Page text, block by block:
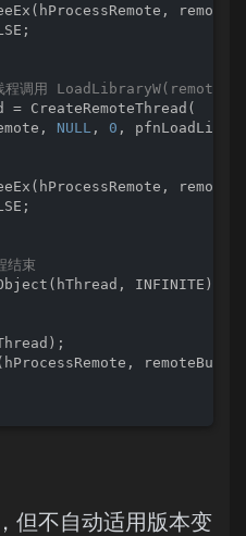
调用
= CreateRemoteThread(
NULL , 0 ,
结束
INFINITE);
remoteBuf,
但不自动适用版本变